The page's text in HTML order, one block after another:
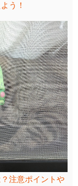
う！
注意ポイントや